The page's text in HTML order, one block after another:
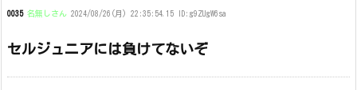
0035 名無しさん 2024/08/26(月) 22:35:54.15 ID:g9ZUgW6sa
セルジュニアには負けてないぞ